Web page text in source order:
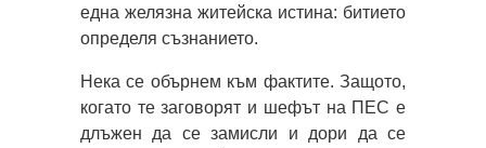
една желязна житейска истина: битието
определя съзнанието.
Нека се обърнем към фактите. Защото,
когато те заговорят и шефът на ПЕС е
длъжен да се замисли и дори да се